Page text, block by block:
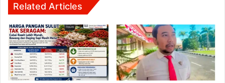
Related Articles